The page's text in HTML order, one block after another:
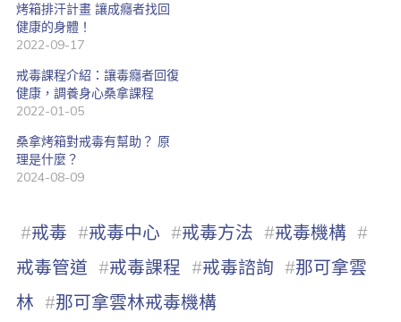
烤箱排汗計畫 讓成癮者找回
健康的身體！
2022-09-17
戒毒課程介紹：讓毒癮者回復
健康，調養身心桑拿課程
2022-01-05
桑拿烤箱對戒毒有幫助？ 原
理是什麼？
2024-08-09
#戒毒 #戒毒中心 #戒毒方法 #戒毒機構 #
戒毒管道 #戒毒課程 #戒毒諮詢 #那可拿雲
林 #那可拿雲林戒毒機構